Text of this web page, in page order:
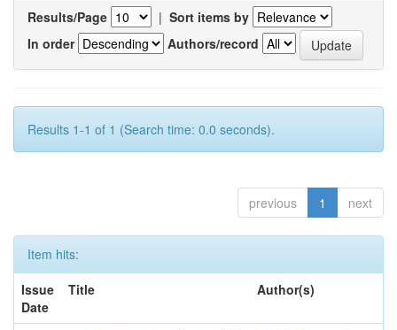
Results/Page | Sort items by
In order
Authors/record
Results 1-1 of 1 (Search time: 0.0 seconds).
previous 1 next
Item hits:
Issue
Date
Title Author(s)